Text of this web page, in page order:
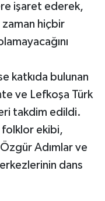
işaret ederek,
hiçbir
katkıda bulunan
ve Lefkoşa Türk
takdim edildi.
folklor ekibi,
Adımlar ve
dans